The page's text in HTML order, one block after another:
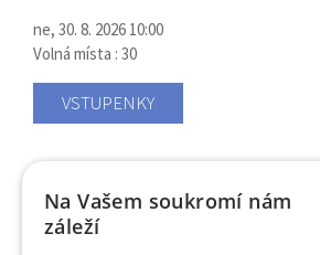
ne, 30. 8. 2026 10:00
Volná místa : 30
VSTUPENKY
Na Vašem soukromí nám
záleží